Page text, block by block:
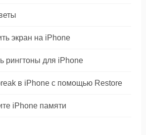
экран на iPhone
рингтоны для iPhone
в iPhone с помощью Restore
iPhone памяти